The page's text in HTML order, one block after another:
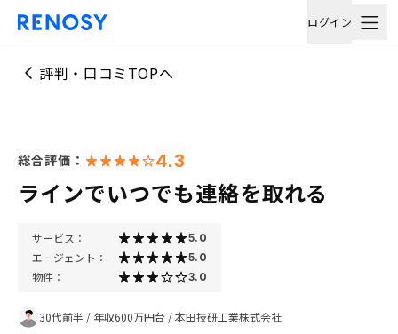
ログイン
評判・口コミTOPへ
総合評価： 4.3
ラインでいつでも連絡を取れる
サービス： 5.0
エージェント： 5.0
物件： 3.0
30代前半 / 年収600万円台 /本田技研工業株式会社